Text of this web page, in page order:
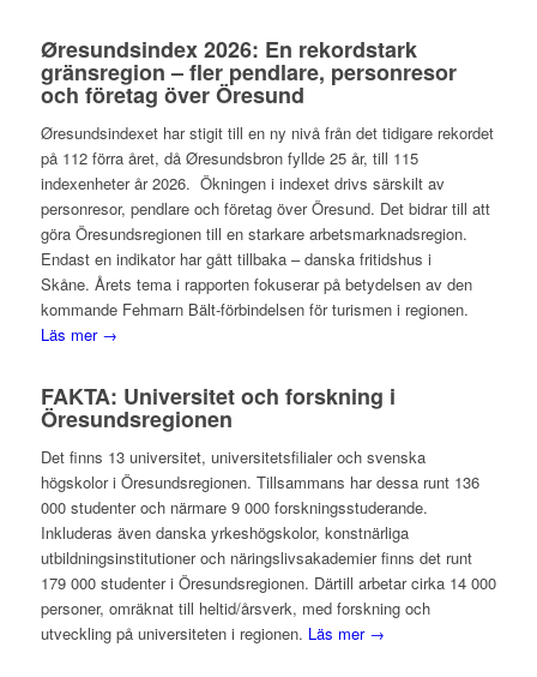
Øresundsindex 2026: En rekordstark
gränsregion – fler pendlare, personresor
och företag över Öresund
Øresundsindexet har stigit till en ny nivå från det tidigare rekordet
på 112 förra året, då Øresundsbron fyllde 25 år, till 115
indexenheter år 2026. Ökningen i indexet drivs särskilt av
personresor, pendlare och företag över Öresund. Det bidrar till att
göra Öresundsregionen till en starkare arbetsmarknadsregion.
Endast en indikator har gått tillbaka – danska fritidshus i
Skåne. Årets tema i rapporten fokuserar på betydelsen av den
kommande Fehmarn Bält-förbindelsen för turismen i regionen.
Läs mer →
FAKTA: Universitet och forskning i
Öresundsregionen
Det finns 13 universitet, universitetsfilialer och svenska
högskolor i Öresundsregionen. Tillsammans har dessa runt 136
000 studenter och närmare 9 000 forskningsstuderande.
Inkluderas även danska yrkeshögskolor, konstnärliga
utbildningsinstitutioner och näringslivsakademier finns det runt
179 000 studenter i Öresundsregionen. Därtill arbetar cirka 14 000
personer, omräknat till heltid/årsverk, med forskning och
utveckling på universiteten i regionen. Läs mer →